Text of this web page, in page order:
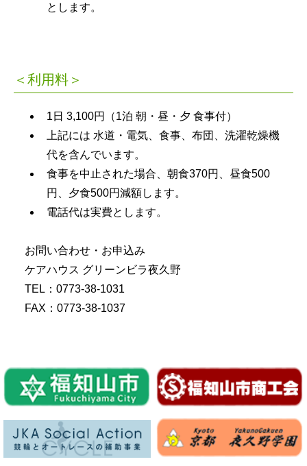
とします。
＜利用料＞
1日 3,100円（1泊 朝・昼・夕 食事付）
上記には 水道・電気、食事、布団、洗濯乾燥機
代を含んでいます。
食事を中止された場合、朝食370円、昼食500
円、夕食500円減額します。
電話代は実費とします。
お問い合わせ・お申込み
ケアハウス グリーンビラ夜久野
TEL：0773-38-1031
FAX：0773-38-1037